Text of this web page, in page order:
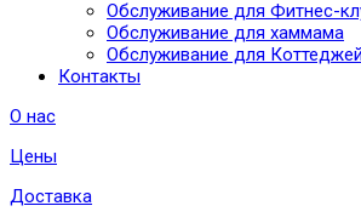
Обслуживание для Фитнес-
Обслуживание для хаммама
Обслуживание для Коттеджей
Контакты
О нас
Цены
Доставка